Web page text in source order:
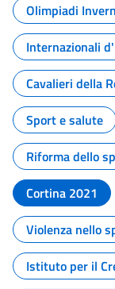
Olimpiadi
Internazionali
Cavalieri della
Sport e salute
Riforma dello
Cortina 2021
Violenza nello
Istituto per il